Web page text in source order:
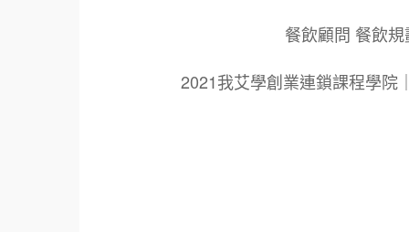
餐飲顧問 餐飲
2021我艾學創業連鎖課程學院